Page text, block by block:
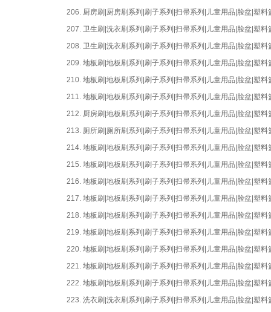
206. 厨房刷|厨房刷系列|刷子系列|扫帚系列|儿童用品|脸盆|塑
207. 卫生刷|洗衣刷系列|刷子系列|扫帚系列|儿童用品|脸盆|塑
208. 卫生刷|洗衣刷系列|刷子系列|扫帚系列|儿童用品|脸盆|塑
209. 地板刷|地板刷系列|刷子系列|扫帚系列|儿童用品|脸盆|塑
210. 地板刷|地板刷系列|刷子系列|扫帚系列|儿童用品|脸盆|塑
211. 地板刷|地板刷系列|刷子系列|扫帚系列|儿童用品|脸盆|塑
212. 厨房刷|地板刷系列|刷子系列|扫帚系列|儿童用品|脸盆|塑
213. 厕所刷|厕所刷系列|刷子系列|扫帚系列|儿童用品|脸盆|塑
214. 地板刷|地板刷系列|刷子系列|扫帚系列|儿童用品|脸盆|塑
215. 地板刷|地板刷系列|刷子系列|扫帚系列|儿童用品|脸盆|塑
216. 地板刷|地板刷系列|刷子系列|扫帚系列|儿童用品|脸盆|塑
217. 地板刷|地板刷系列|刷子系列|扫帚系列|儿童用品|脸盆|塑
218. 地板刷|地板刷系列|刷子系列|扫帚系列|儿童用品|脸盆|塑
219. 地板刷|地板刷系列|刷子系列|扫帚系列|儿童用品|脸盆|塑
220. 地板刷|地板刷系列|刷子系列|扫帚系列|儿童用品|脸盆|塑
221. 地板刷|地板刷系列|刷子系列|扫帚系列|儿童用品|脸盆|塑
222. 地板刷|地板刷系列|刷子系列|扫帚系列|儿童用品|脸盆|塑
223. 洗衣刷|洗衣刷系列|刷子系列|扫帚系列|儿童用品|脸盆|塑